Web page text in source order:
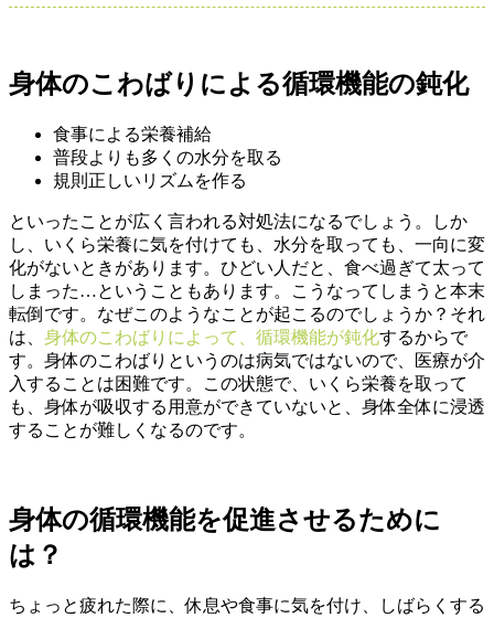
身体のこわばりによる循環機能の鈍化
食事による栄養補給
普段よりも多くの水分を取る
規則正しいリズムを作る
といったことが広く言われる対処法になるでしょう。しか
し、いくら栄養に気を付けても、水分を取っても、一向に変
化がないときがあります。ひどい人だと、食べ過ぎて太って
しまった…ということもあります。こうなってしまうと本末
転倒です。なぜこのようなことが起こるのでしょうか？それ
は、 身体のこわばりによって、循環機能が鈍化するからで
す。身体のこわばりというのは病気ではないので、医療が介
入することは困難です。この状態で、いくら栄養を取って
も、身体が吸収する用意ができていないと、身体全体に浸透
することが難しくなるのです。
身体の循環機能を促進させるために
は？
ちょっと疲れた際に、休息や食事に気を付け、しばらくする